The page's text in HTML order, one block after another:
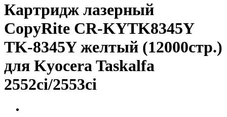
Картридж лазерный
CopyRite CR-KYTK8345Y
TK-8345Y желтый (12000стр.)
для Kyocera Taskalfa
2552ci/2553ci